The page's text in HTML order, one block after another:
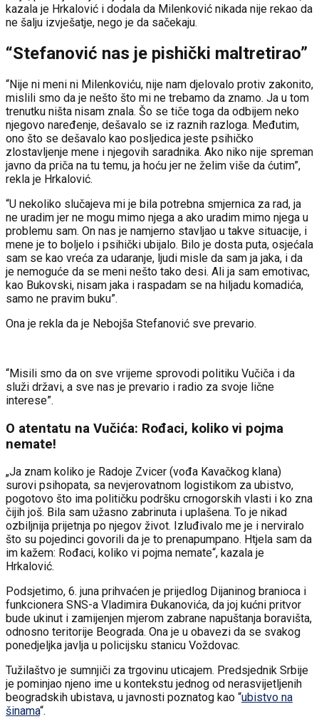
kazala je Hrkalović i dodala da Milenković nikada nije rekao da
ne šalju izvješatje, nego je da sačekaju.
“Stefanović nas je pishički maltretirao”
“Nije ni meni ni Milenkoviću, nije nam djelovalo protiv zakonito,
mislili smo da je nešto što mi ne trebamo da znamo. Ja u tom
trenutku ništa nisam znala. Šo se tiče toga da odbijem neko
njegovo naređenje, dešavalo se iz raznih razloga. Međutim,
ono što se dešavalo kao posljedica jeste psihičko
zlostavljenje mene i njegovih saradnika. Ako niko nije spreman
javno da priča na tu temu, ja hoću jer ne želim više da ćutim”,
rekla je Hrkalović.
“U nekoliko slučajeva mi je bila potrebna smjernica za rad, ja
ne uradim jer ne mogu mimo njega a ako uradim mimo njega u
problemu sam. On nas je namjerno stavljao u takve situacije, i
mene je to boljelo i psihički ubijalo. Bilo je dosta puta, osjećala
sam se kao vreća za udaranje, ljudi misle da sam ja jaka, i da
je nemoguće da se meni nešto tako desi. Ali ja sam emotivac,
kao Bukovski, nisam jaka i raspadam se na hiljadu komadića,
samo ne pravim buku”.
Ona je rekla da je Nebojša Stefanović sve prevario.
“Misili smo da on sve vrijeme sprovodi politiku Vučiča i da
služi državi, a sve nas je prevario i radio za svoje lične
interese”.
O atentatu na Vučića: Rođaci, koliko vi pojma
nemate!
„Ja znam koliko je Radoje Zvicer (vođa Kavačkog klana)
surovi psihopata, sa nevjerovatnom logistikom za ubistvo,
pogotovo što ima političku podršku crnogorskih vlasti i ko zna
čijih još. Bila sam užasno zabrinuta i uplašena. To je nikad
ozbiljnija prijetnja po njegov život. Izluđivalo me je i nerviralo
što su pojedinci govorili da je to prenapumpano. Htjela sam da
im kažem: Rođaci, koliko vi pojma nemate“, kazala je
Hrkalović.
Podsjetimo, 6. juna prihvaćen je prijedlog Dijaninog branioca i
funkcionera SNS-a Vladimira Đukanovića, da joj kućni pritvor
bude ukinut i zamijenjen mjerom zabrane napuštanja boravišta,
odnosno teritorije Beograda. Ona je u obavezi da se svakog
ponedjeljka javlja u policijsku stanicu Voždovac.
Tužilaštvo je sumnjiči za trgovinu uticajem. Predsjednik Srbije
je pominjao njeno ime u kontekstu jednog od nerasvijetljenih
beogradskih ubistava, u javnosti poznatog kao “ubistvo na
šinama“.